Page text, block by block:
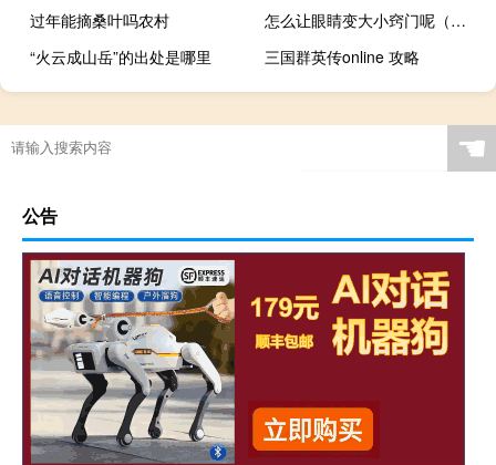
过年能摘桑叶吗农村
怎么让眼睛变大小窍门呢（怎么让眼睛变大小窍门）
“火云成山岳”的出处是哪里
三国群英传online 攻略
生科院都有什么专业
☚
公告